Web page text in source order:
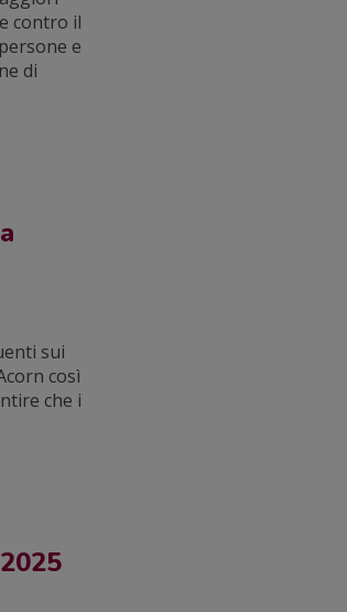
contro il
e
di
sui
così
che i